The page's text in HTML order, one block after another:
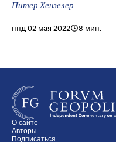
Питер Хензелер
пнд 02 мая 2022 8 мин.
О сайте
Авторы
Подписаться